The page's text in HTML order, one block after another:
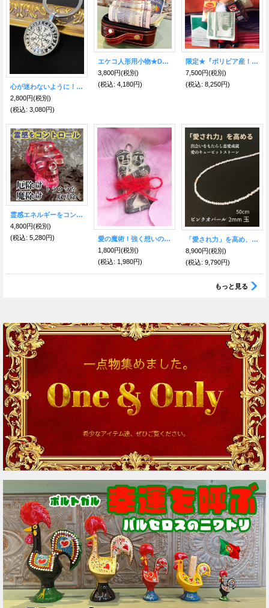
心が迷わないように！進むべき道を示す★ヴァイキングコンパス キーリングホワイト 聖なるルーン文字〜Vegvisir〜
2,800円(税別)
(税込: 3,080円)
エケコ人形用小物★DX！豪遊ドリームキャリー
3,800円(税別)
(税込: 4,180円)
限定★『ボリビア産！』青い瞳のボリビアンフェイス♪ 荷物たっぷりエケコ(エケッコ)人形 Lサイズ(約18cm)
7,500円(税別)
(税込: 8,250円)
霊感エネルギーをコントロール●クリスタルスカル 赤／LEDライト＆キャンドル付
4,800円(税別)
(税込: 5,280円)
愛の魔術！強く想いのままに！アモール人形
1,800円(税別)
(税込: 1,980円)
「愛され力」を高め、出会いをもたらし恋愛成就させる★ピンクオパール２mm玉ネックレス 50cm
8,900円(税別)
(税込: 9,790円)
もっと見る